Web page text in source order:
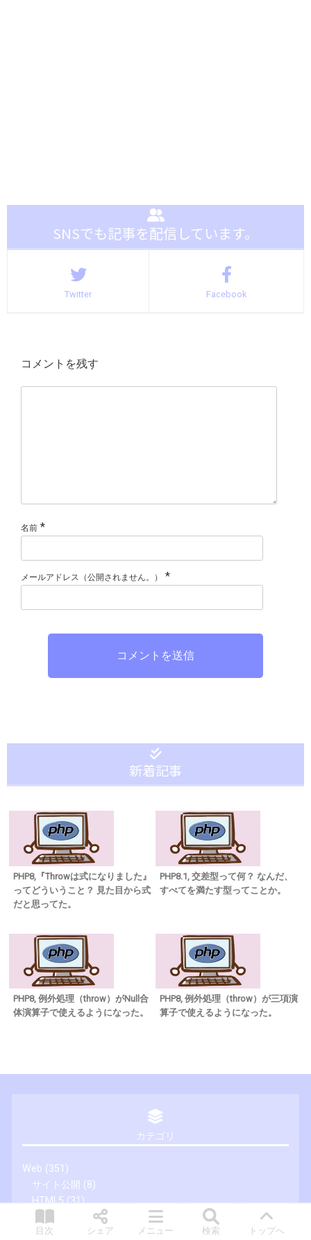
目次 シェア メニュー 検索 トップへ
SNSでも記事を配信しています。
Twitter Facebook
コメントを残す
名前 *
メールアドレス（公開されません。） *
コメントを送信
新着記事
PHP8,『Throwは式になりました』
ってどういうこと？ 見た目から式
だと思ってた。
PHP8.1, 交差型って何？ なんだ、
すべてを満たす型ってことか。
PHP8, 例外処理（throw）がNull合
体演算子で使えるようになった。
PHP8, 例外処理（throw）が三項演
算子で使えるようになった。
カテゴリ
Web (351)
サイト公開 (8)
HTML5(31)
HTMLとCSS (48)